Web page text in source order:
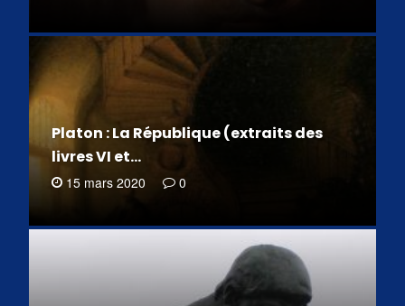
Platon : La République (extraits des
livres VI et…
15 mars 2020 0